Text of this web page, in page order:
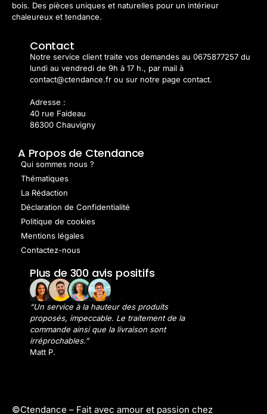
bois. Des pièces uniques et naturelles pour un intérieur
chaleureux et tendance.
Contact
Notre service client traite vos demandes au 0675877257 du
lundi au vendredi de 9h à 17 h., par mail à
contact@ctendance.fr ou sur notre page contact.
Adresse :
40 rue Faideau
86300 Chauvigny
A Propos de Ctendance
Qui sommes nous ?
Thématiques
La Rédaction
Déclaration de Confidentialité
Politique de cookies
Mentions légales
Contactez-nous
Plus de 300 avis positifs
“Un service à la hauteur des produits
proposés, impeccable. Le traitement de la
commande ainsi que la livraison sont
irréprochables.”
Matt P.
©Ctendance – Fait avec amour et passion chez